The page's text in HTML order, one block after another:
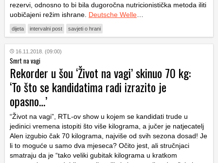
rezervi, odnosno to bi bila dugoročna nutricionistička metoda iliti
uobičajeni režim ishrane. Deutsche Welle
dijeta intervalni post savjeti o hrani
16.11.2018. (09:00)
Smrt na vagi
Rekorder u šou ‘Život na vagi’ skinuo 70 kg:
‘To što se kandidatima radi izrazito je
opasno…’
“Život na vagi”, RTL-ov show u kojem se kandidati trude u
jedinici vremena istopiti što više kilograma, a jučer je natjecatelj
Alen izgubio čak 70 kilograma, najviše od svih sezona dosad! Je
li to moguće u samo dva mjeseca? Očito jest, ali stručnjaci
smatraju da je “tako veliki gubitak kilograma u kratkom